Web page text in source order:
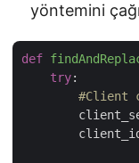
yöntemini
def
try:
#Client